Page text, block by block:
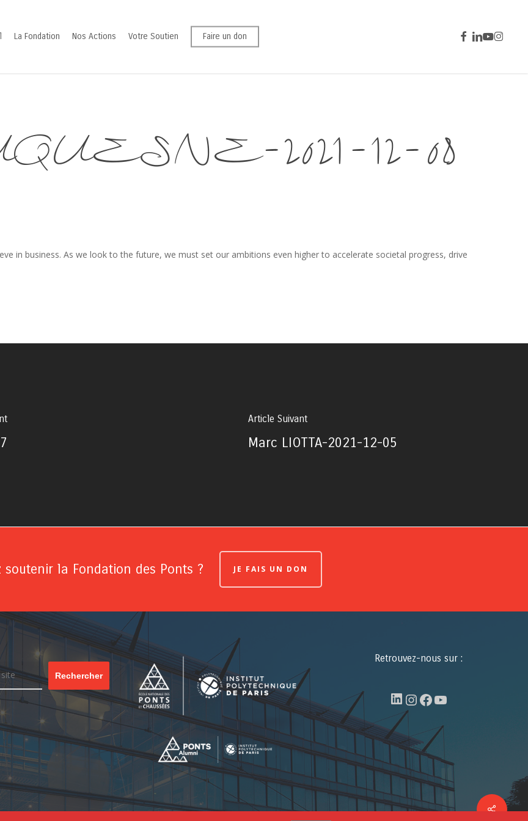
La Fondation Nos Actions Votre Soutien Faire un don facebook
linkedin
youtubeinstagram
2021-12-08
in business. As we look to the future, we must set our ambitions even higher to accelerate societal progress, drive
Article Suivant
Marc LIOTTA-2021-12-05
Share
soutenir la Fondation des Ponts ? JE FAIS UN DON
Rechercher
Retrouvez-nous sur :
LinkedIn
Instagram
Facebook